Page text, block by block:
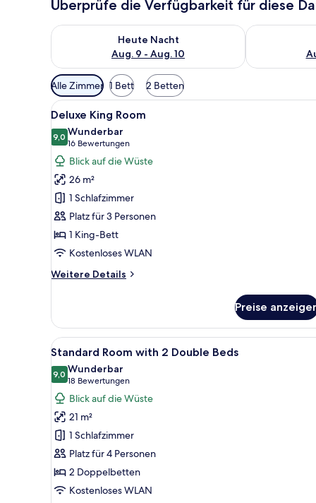
Überprüfe die Verfügbarkeit für diese
Heute Nacht
Aug. 9 - Aug. 10
Überprüfe die Verfügbarkeit für heute Nacht, Aug. 9
Überprüfe
Verfügbare
Filter
für
Zimmer
Alle Zimmer 1 Bett 2 Betten
Alle
Fotos
für
Deluxe
King
Room
anzeigen
Ein Hotelzimmer mit einem
5
Deluxe King Room
9,09,0 von 10
Wunderbar
16 Bewertungen
(16
Bewertungen)
Blick auf die Wüste
26 m²
1 Schlafzimmer
Platz für 3 Personen
1 King-Bett
Kostenloses WLAN
Weitere Details
Weitere
King
Room
Preise
Alle
Fotos
für
Standard
Room
with
2
Double
Beds
anzeigen
Ein Hotelzimmer mit zwei
5
Standard Room with 2 Double Beds
9,09,0 von 10
Wunderbar
18 Bewertungen
(18
Bewertungen)
Blick auf die Wüste
21 m²
1 Schlafzimmer
Platz für 4 Personen
2 Doppelbetten
Kostenloses WLAN